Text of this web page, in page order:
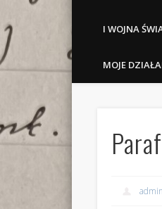
I WOJNA
MOJE
admin